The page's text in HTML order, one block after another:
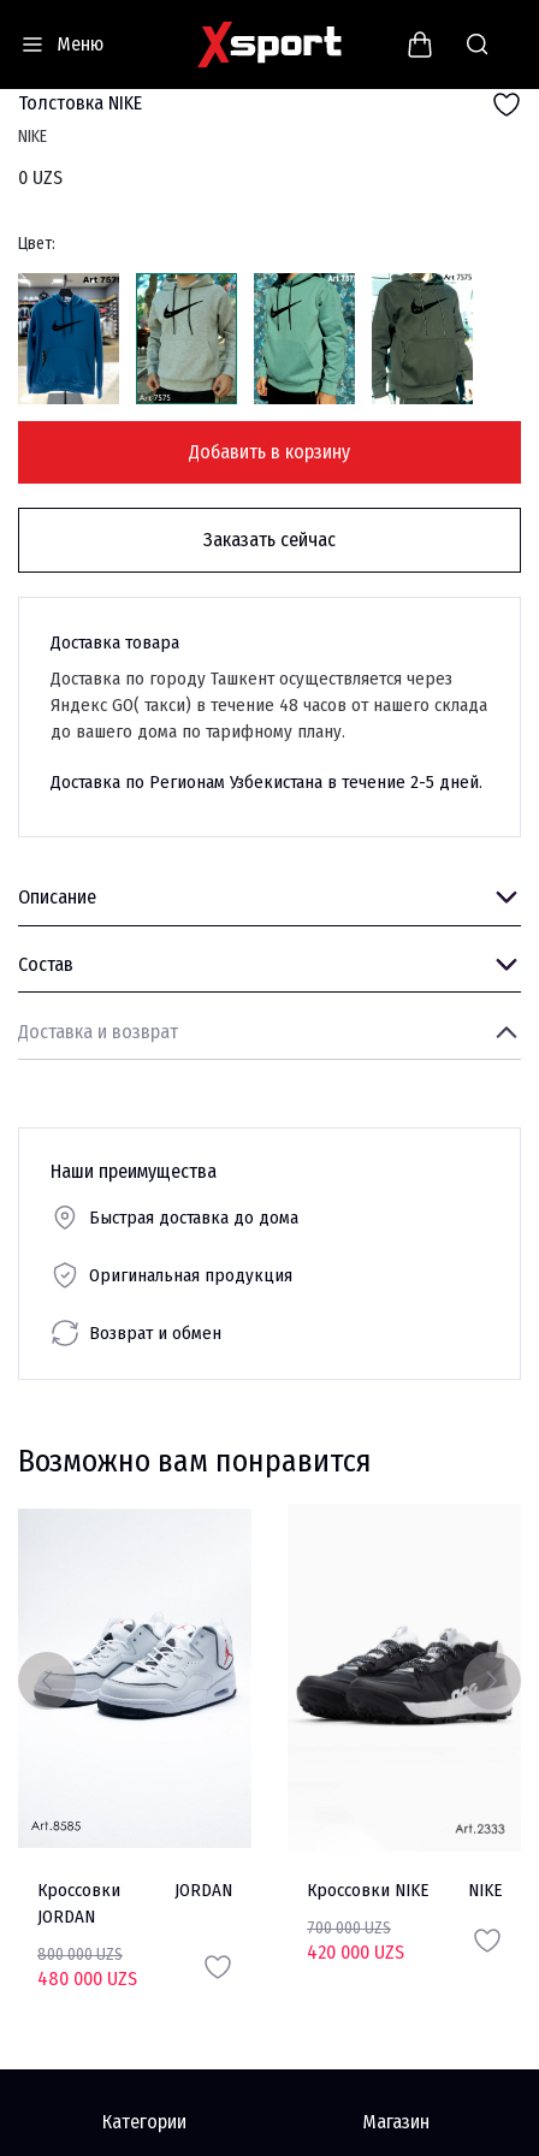
Меню
Толстовка NIKE
NIKE
0 UZS
Цвет:
Добавить в корзину
Заказать сейчас
Доставка товара
Доставка по городу Ташкент осуществляется через
Яндекс GO( такси) в течение 48 часов от нашего склада
до вашего дома по тарифному плану.
Доставка по Регионам Узбекистана в течение 2-5 дней.
Описание
Состав
Доставка и возврат
Наши преимущества
Быстрая доставка до дома
Оригинальная продукция
Возврат и обмен
Возможно вам понравится
Кроссовки
JORDAN
JORDAN
800 000 UZS
480 000 UZS
Кроссовки NIKE NIKE
700 000 UZS
420 000 UZS
Категории Магазин